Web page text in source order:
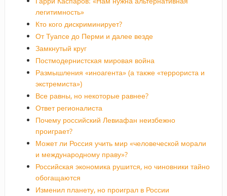
легитимность»
Кто кого дискриминирует?
От Туапсе до Перми и далее везде
Замкнутый круг
Постмодернистская мировая война
Размышления «иноагента» (а также «террориста и
экстремиста»)
Все равны, но некоторые равнее?
Ответ регионалиста
Почему российский Левиафан неизбежно
проиграет?
Может ли Россия учить мир «человеческой морали
и международному праву»?
Российская экономика рушится, но чиновники тайно
обогащаются
Изменил планету, но проиграл в России